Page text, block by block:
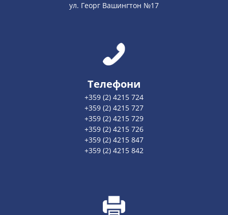
ул. Георг Вашингтон №17
Телефони
+359 (2) 4215 724
+359 (2) 4215 727
+359 (2) 4215 729
+359 (2) 4215 726
+359 (2) 4215 847
+359 (2) 4215 842